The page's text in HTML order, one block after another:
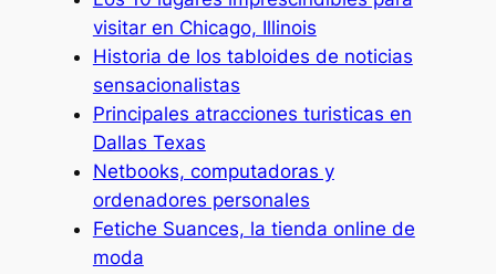
visitar en Chicago, Illinois
Historia de los tabloides de noticias
sensacionalistas
Principales atracciones turisticas en
Dallas Texas
Netbooks, computadoras y
ordenadores personales
Fetiche Suances, la tienda online de
moda